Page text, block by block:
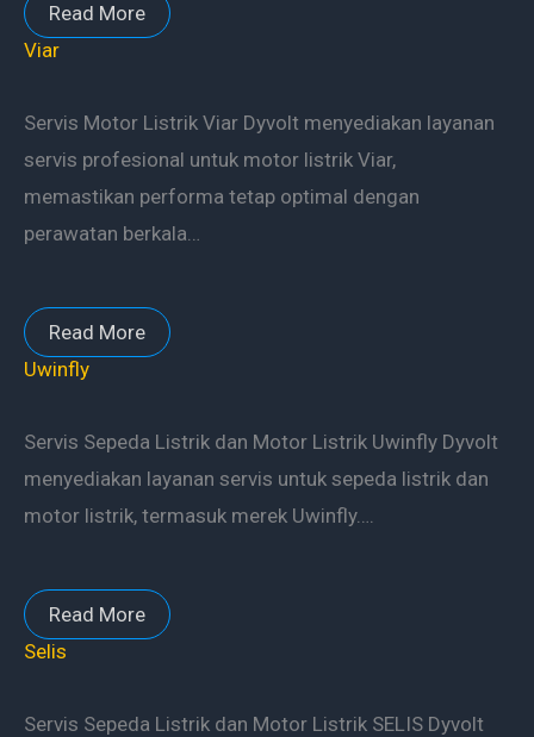
Read More
Viar
Servis Motor Listrik Viar Dyvolt menyediakan layanan
servis profesional untuk motor listrik Viar,
memastikan performa tetap optimal dengan
perawatan berkala…
Read More
Uwinfly
Servis Sepeda Listrik dan Motor Listrik Uwinfly Dyvolt
menyediakan layanan servis untuk sepeda listrik dan
motor listrik, termasuk merek Uwinfly….
Read More
Selis
Servis Sepeda Listrik dan Motor Listrik SELIS Dyvolt